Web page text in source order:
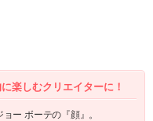
楽しむクリエイターに！
ー ボーテの『顔』。